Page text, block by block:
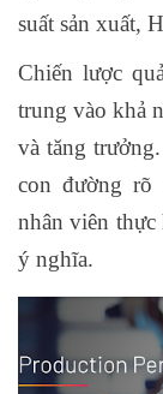
suất sản xuất,
Chiến lược
trung vào khả
và tăng
con đường rõ
nhân viên thực
ý nghĩa.